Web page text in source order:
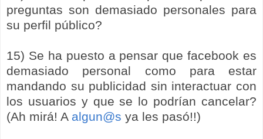
preguntas son demasiado personales para
su perfil público?
15) Se ha puesto a pensar que facebook es
demasiado personal como para estar
mandando su publicidad sin interactuar con
los usuarios y que se lo podrían cancelar?
(Ah mirá! A algun@s ya les pasó!!)